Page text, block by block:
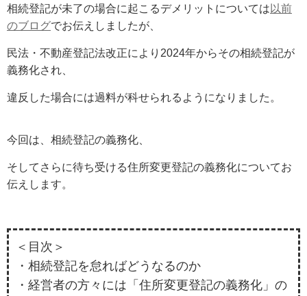
相続登記が未了の場合に起こるデメリットについては 以前
のブログでお伝えしましたが、
民法・不動産登記法改正により2024年からその相続登記が
義務化され、
違反した場合には過料が科せられるようになりました。
今回は、相続登記の義務化、
そしてさらに待ち受ける住所変更登記の義務化についてお
伝えします。
＜目次＞
・相続登記を怠ればどうなるのか
・経営者の方々には「住所変更登記の義務化」の